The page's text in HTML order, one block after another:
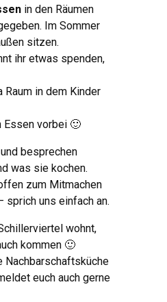
in den Räumen
Im Sommer
sitzen.
ihr etwas spenden,
Raum in dem Kinder
Essen vorbei 🙂
besprechen
was sie kochen.
zum Mitmachen
sprich uns einfach an.
wohnt,
kommen 🙂
Nachbarschaftsküche
euch auch gerne